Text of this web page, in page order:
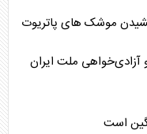
کشیدن موشک های پاتریوت
ملت ایران
است